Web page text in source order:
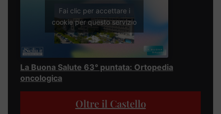
Fai clic per accettare i
cookie per questo servizio
La Buona Salute 63° puntata: Ortopedia
oncologica
Oltre il Castello